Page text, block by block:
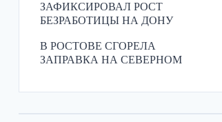
ЗАФИКСИРОВАЛ РОСТ
БЕЗРАБОТИЦЫ НА ДОНУ
В РОСТОВЕ СГОРЕЛА
ЗАПРАВКА НА СЕВЕРНОМ